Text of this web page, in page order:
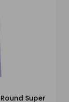
Super